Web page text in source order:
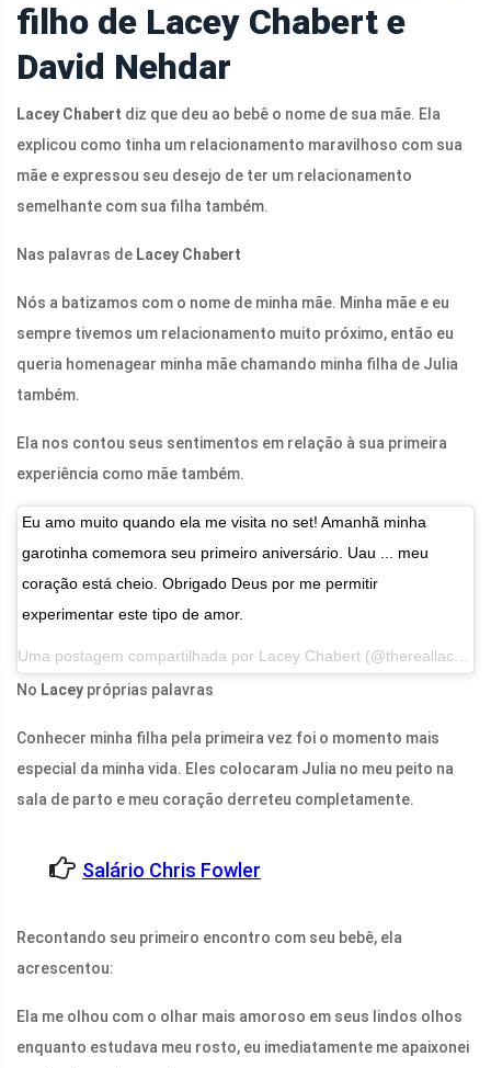
filho de Lacey Chabert e
David Nehdar
Lacey Chabert diz que deu ao bebê o nome de sua mãe. Ela
explicou como tinha um relacionamento maravilhoso com sua
mãe e expressou seu desejo de ter um relacionamento
semelhante com sua filha também.
Nas palavras de Lacey Chabert
Nós a batizamos com o nome de minha mãe. Minha mãe e eu
sempre tivemos um relacionamento muito próximo, então eu
queria homenagear minha mãe chamando minha filha de Julia
também.
Ela nos contou seus sentimentos em relação à sua primeira
experiência como mãe também.
Eu amo muito quando ela me visita no set! Amanhã minha
garotinha comemora seu primeiro aniversário. Uau ... meu
coração está cheio. Obrigado Deus por me permitir
experimentar este tipo de amor.
No Lacey próprias palavras
Conhecer minha filha pela primeira vez foi o momento mais
especial da minha vida. Eles colocaram Julia no meu peito na
sala de parto e meu coração derreteu completamente.
Salário Chris Fowler
Recontando seu primeiro encontro com seu bebê, ela
acrescentou:
Ela me olhou com o olhar mais amoroso em seus lindos olhos
enquanto estudava meu rosto, eu imediatamente me apaixonei